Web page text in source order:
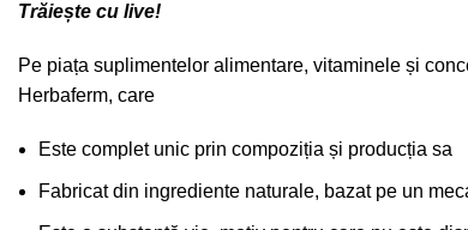
Trăiește cu live!
Pe piața suplimentelor alimentare, vitaminele și
Herbaferm, care
Este complet unic prin compoziția și producția sa
Fabricat din ingrediente naturale, bazat pe un